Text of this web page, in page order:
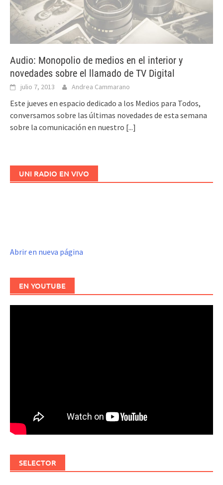
Audio: Monopolio de medios en el interior y
novedades sobre el llamado de TV Digital
julio 7, 2013 Andrea Cammarano
Este jueves en espacio dedicado a los Medios para Todos,
conversamos sobre las últimas novedades de esta semana
sobre la comunicación en nuestro [...]
UNI RADIO EN VIVO
Abrir en nueva página
EN YOUTUBE
SELECTOR